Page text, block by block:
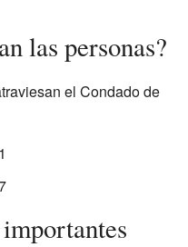
las personas?
el Condado de